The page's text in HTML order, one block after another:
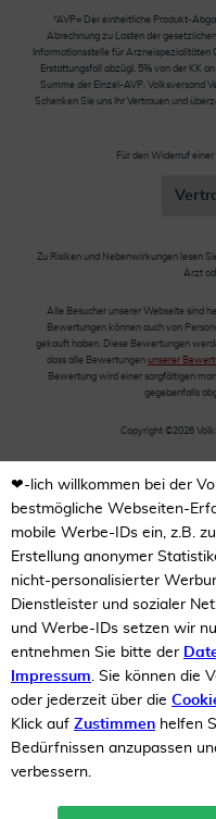
*AVP= Der einheitliche Produkt-
Abrechnung zu Lasten der
Informationsstelle für Arzneispezialitäten
Erstattungsfall abzügl. 5% von der KK
Summe der Einzel-AVP. Volksversand
Schenken Sie uns Ihr Vertrauen und
Für den Widerruf
Zu Risiken und Nebenwirkungen lesen
Arzt
Alle Besucher unserer Webseite sind
Bewertungen können auch von
gekauft haben. Diese Bewertungen
dass alle Bewertungen unserer
Bewertung wird einer sorgfältigen
gegebenfalls
Copyright ©2026
❤-lich willkommen bei der
bestmögliche Webseiten-
mobile Werbe-IDs ein, z.B.
Erstellung anonymer
nicht-personalisierter
Dienstleister und sozialer
und Werbe-IDs setzen wir
entnehmen Sie bitte der
Impressum. Sie können die
oder jederzeit über die
Klick auf Zustimmen helfen
Bedürfnissen anzupassen
verbessern.